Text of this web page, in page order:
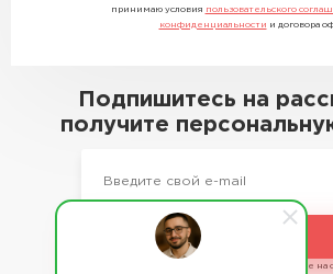
принимаю условия пользовательского
конфиденциальности и договора
Подпишитесь на
получите
Подписаться
Отправляя сведения, я даю свое согласие на